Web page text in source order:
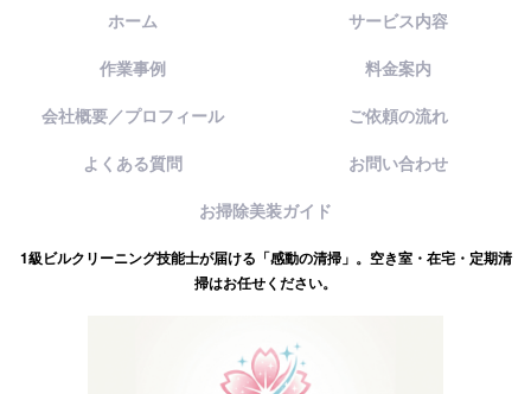
1級ビルクリーニング技能士が届ける「感動の清掃」。空き室・在宅・定期清
掃はお任せください。
ホーム サービス内容
作業事例 料金案内
会社概要／プロフィール ご依頼の流れ
よくある質問 お問い合わせ
お掃除美装ガイド